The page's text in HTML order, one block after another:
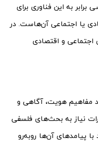
به این فناوری برای
یا اجتماعی آن‌هاست. در
و اقتصادی
مفاهیم هویت، آگاهی و
نیاز به بحث‌های فلسفی
با پیامدهای آن‌ها روبه‌رو